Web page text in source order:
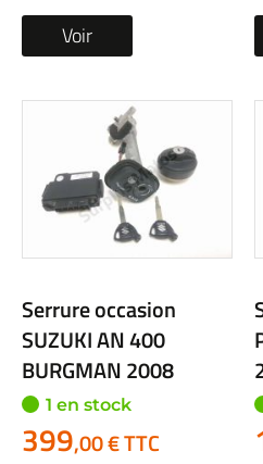
Voir
Serrure occasion
SUZUKI AN 400
BURGMAN 2008
1 en stock
399,00 € TTC